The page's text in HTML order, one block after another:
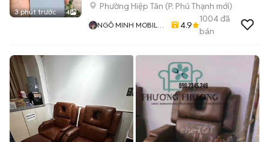
3 phút trước 4
Phường Hiệp Tân (P. Phú Thạnh mới)
NGÔ MINH MOBILE
4.9
1004đã
bán